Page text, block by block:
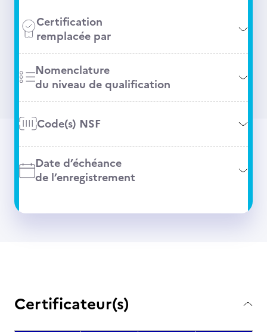
Certification
remplacée par
Nomenclature
du niveau de qualification
Code(s) NSF
Date d’échéance
de l’enregistrement
Certificateur(s)